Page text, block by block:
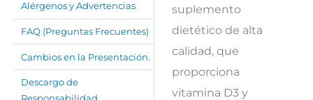
Alérgenos y Advertencias
FAQ (Preguntas Frecuentes)
Cambios en la Presentación.
Descargo de
suplemento
dietético de alta
calidad, que
proporciona
vitamina D3 y